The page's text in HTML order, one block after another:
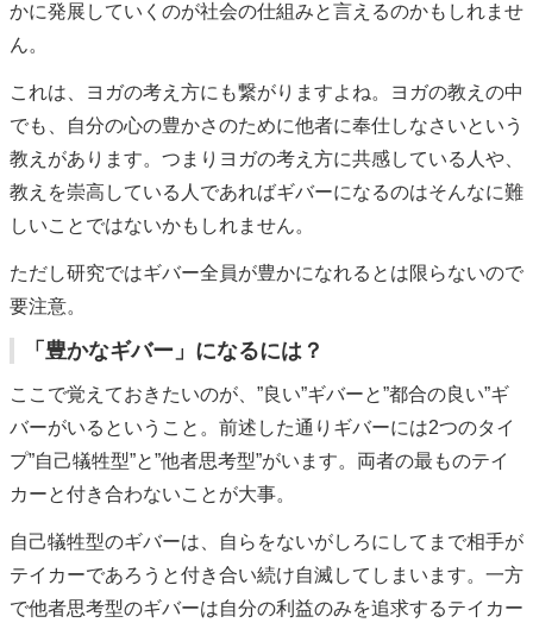
かに発展していくのが社会の仕組みと言えるのかもしれませ
ん。
これは、ヨガの考え方にも繋がりますよね。ヨガの教えの中
でも、自分の心の豊かさのために他者に奉仕しなさいという
教えがあります。つまりヨガの考え方に共感している人や、
教えを崇高している人であればギバーになるのはそんなに難
しいことではないかもしれません。
ただし研究ではギバー全員が豊かになれるとは限らないので
要注意。
「豊かなギバー」になるには？
ここで覚えておきたいのが、”良い”ギバーと”都合の良い”ギ
バーがいるということ。前述した通りギバーには2つのタイ
プ”自己犠牲型”と”他者思考型”がいます。両者の最ものテイ
カーと付き合わないことが大事。
自己犠牲型のギバーは、自らをないがしろにしてまで相手が
テイカーであろうと付き合い続け自滅してしまいます。一方
で他者思考型のギバーは自分の利益のみを追求するテイカー